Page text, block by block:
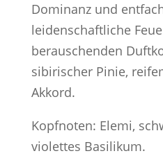
Dominanz und
leidenschaftliche
berauschenden
sibirischer Pinie,
Akkord.
Kopfnoten: Elemi,
violettes Basilikum.